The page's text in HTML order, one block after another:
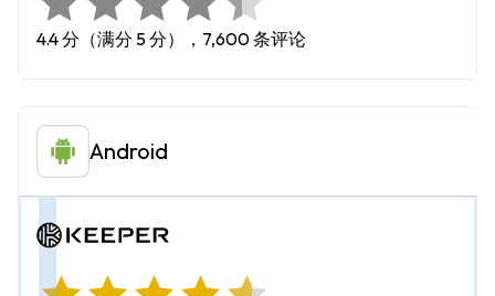
4.4 分（满分 5 分），7,600 条评论
Android